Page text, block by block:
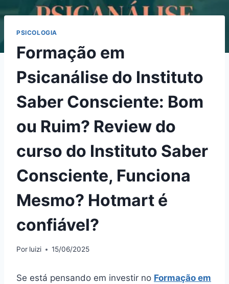
PSICOLOGIA
Formação em
Psicanálise do Instituto
Saber Consciente: Bom
ou Ruim? Review do
curso do Instituto Saber
Consciente, Funciona
Mesmo? Hotmart é
confiável?
Por luizi 15/06/2025
Se está pensando em investir no Formação em